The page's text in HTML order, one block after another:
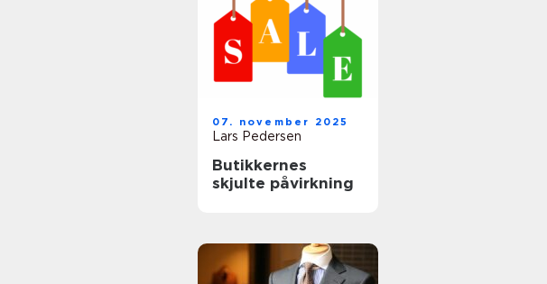
07. november 2025
Lars Pedersen
Butikkernes
skjulte påvirkning